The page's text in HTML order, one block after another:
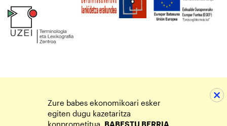
Zure babes ekonomikoari esker
egiten dugu kazetaritza
konprometitua. BABESTU BERRIA